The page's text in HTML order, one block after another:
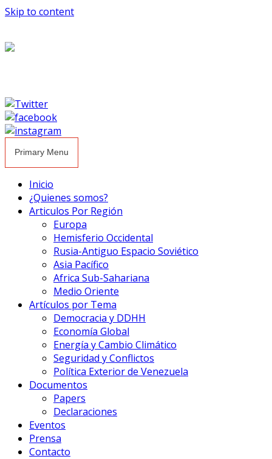
Skip to content
Primary Menu
Inicio
¿Quienes somos?
Articulos Por Región
Europa
Hemisferio Occidental
Rusia-Antiguo Espacio Soviético
Asia Pacífico
Africa Sub-Sahariana
Medio Oriente
Artículos por Tema
Democracia y DDHH
Economía Global
Energía y Cambio Climático
Seguridad y Conflictos
Política Exterior de Venezuela
Documentos
Papers
Declaraciones
Eventos
Prensa
Contacto